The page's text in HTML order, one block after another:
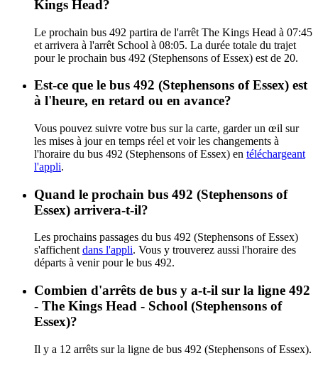
Kings Head?
Le prochain bus 492 partira de l'arrêt The Kings Head à 07:45
et arrivera à l'arrêt School à 08:05. La durée totale du trajet
pour le prochain bus 492 (Stephensons of Essex) est de 20.
Est-ce que le bus 492 (Stephensons of Essex) est
à l'heure, en retard ou en avance?
Vous pouvez suivre votre bus sur la carte, garder un œil sur
les mises à jour en temps réel et voir les changements à
l'horaire du bus 492 (Stephensons of Essex) en téléchargeant
l'appli.
Quand le prochain bus 492 (Stephensons of
Essex) arrivera-t-il?
Les prochains passages du bus 492 (Stephensons of Essex)
s'affichent dans l'appli. Vous y trouverez aussi l'horaire des
départs à venir pour le bus 492.
Combien d'arrêts de bus y a-t-il sur la ligne 492
- The Kings Head - School (Stephensons of
Essex)?
Il y a 12 arrêts sur la ligne de bus 492 (Stephensons of Essex).